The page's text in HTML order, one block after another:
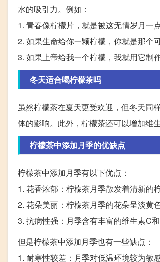
水的吸引力。例如：
1. 青春像柠檬片，就是被这无情岁月一
2. 如果生命给你一颗柠檬，你就是那个
3. 如果上帝给我一个柠檬，我就用它制
冬天适合喝柠檬茶吗
虽然柠檬茶在夏天更受欢迎，但冬天同
体的影响。此外，柠檬茶还可以增加维
柠檬茶中添加月季的优缺点
柠檬茶中添加月季有以下优点：
1. 花香浓郁：柠檬茶月季散发着清新的
2. 花朵美丽：柠檬茶月季的花朵呈淡黄
3. 抗病性强：月季含有丰富的维生素C
但是柠檬茶中添加月季也有一些缺点：
1. 耐寒性较差：月季对低温环境较为敏